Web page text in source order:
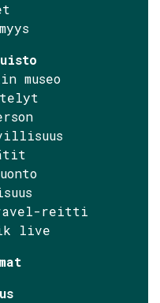
museo
reitti
live